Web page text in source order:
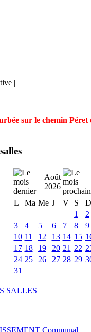
|
sur le chemin Péret
Août
2026
L
Ma Me J V S
D
1
2
3
4 5 6 7 8
9
10 11 12 13 14 15
17 18 19 20 21 22
24 25 26 27 28 29
31
SALLES